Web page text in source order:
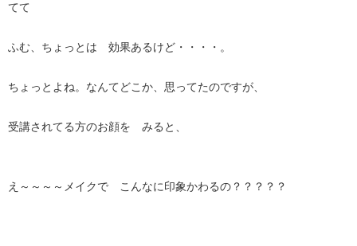
てて
ふむ、ちょっとは 効果あるけど・・・・。
ちょっとよね。なんてどこか、思ってたのですが、
受講されてる方のお顔を みると、
え～～～～メイクで こんなに印象かわるの？？？？？